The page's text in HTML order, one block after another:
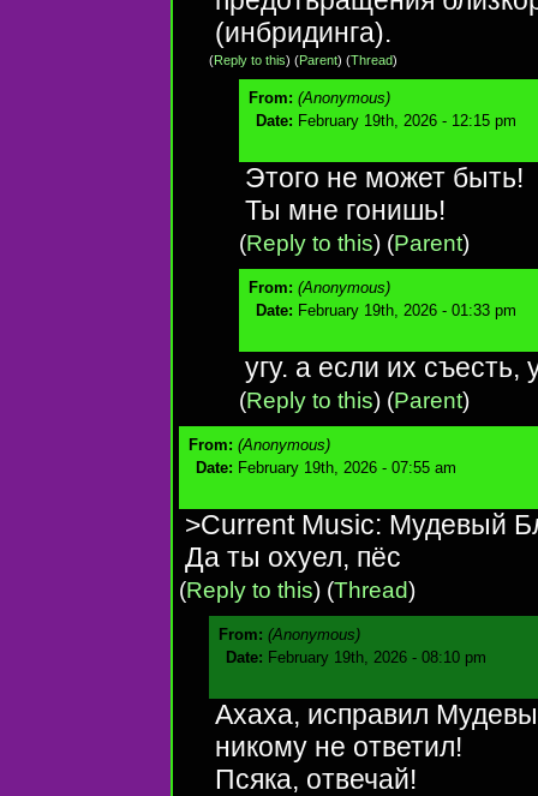
(инбридинга).
(Reply to this) (Parent) (Thread)
From: (Anonymous)
Date: February 19th, 2026 - 12:15 pm
Этого не может быть!
Ты мне гонишь!
(Reply to this) (Parent)
From: (Anonymous)
Date: February 19th, 2026 - 01:33 pm
угу. а если их
(Reply to this) (Parent)
From: (Anonymous)
Date: February 19th, 2026 - 07:55 am
>Current Music: Мудевый
Да ты охуел, пёс
(Reply to this) (Thread)
From: (Anonymous)
Date: February 19th, 2026 - 08:10 pm
Ахаха, исправил
никому не ответил!
Псяка, отвечай!